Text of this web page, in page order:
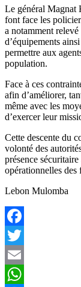
Le général Magnat
font face les
a notamment
d’équipements
permettre aux
population.
Face à ces
afin d’améliorer,
même avec les
d’exercer leur
Cette descente du
volonté des
présence
opérationnelles des
Lebon Mulomba
Facebook
Twitter
Email